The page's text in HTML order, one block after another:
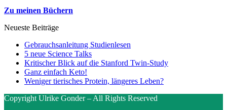
Zu meinen Büchern
Neueste Beiträge
Gebrauchsanleitung Studienlesen
5 neue Science Talks
Kritischer Blick auf die Stanford Twin-Study
Ganz einfach Keto!
Weniger tierisches Protein, längeres Leben?
Copyright Ulrike Gonder – All Rights Reserved